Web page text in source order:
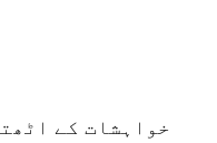
خواہشات کے